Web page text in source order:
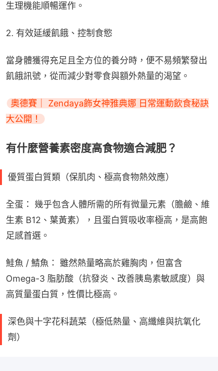
生理機能順暢運作。
2. 有效延緩飢餓、控制食慾
當身體獲得充足且全方位的養分時，便不易頻繁發出
飢餓訊號，從而減少對零食與額外熱量的渴望。
奧德賽｜ Zendaya飾女神雅典娜 日常運動飲食秘訣
大公開！
有什麼營養素密度高食物適合減肥？
優質蛋白質類（保肌肉、極高食物熱效應）
全蛋： 幾乎包含人體所需的所有微量元素（膽鹼、維
生素 B12、葉黃素），且蛋白質吸收率極高，是高飽
足感首選。
鮭魚 / 鯖魚： 雖然熱量略高於雞胸肉，但富含
Omega-3 脂肪酸（抗發炎、改善胰島素敏感度）與
高質量蛋白質，性價比極高。
深色與十字花科蔬菜（極低熱量、高纖維與抗氧化
劑）